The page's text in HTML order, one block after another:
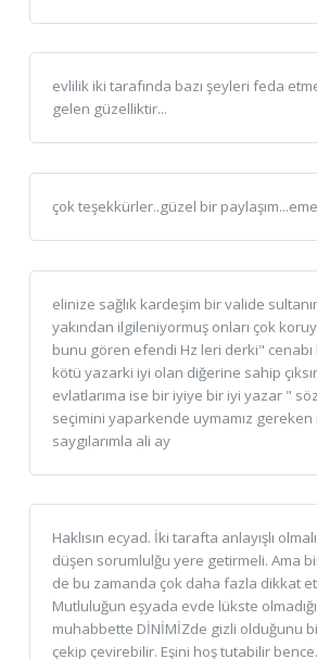
evlilik iki tarafında bazı şeyleri feda
gelen güzelliktir...
çok teşekkürler..güzel bir
elinize sağlık kardeşim bir valide
yakından ilgileniyormuş onları çok
bunu gören efendi Hz leri derki"
kötü yazarki iyi olan diğerine sahip
evlatlarıma ise bir iyiye bir iyi yazar "
seçimini yaparkende uymamız gereken
saygılarımla ali ay
Haklısın ecyad. İki tarafta anlayışlı
düşen sorumlulğu yere getirmeli. Ama
de bu zamanda çok daha fazla dikkat
Mutluluğun eşyada evde lükste
muhabbette DİNİMİZde gizli olduğunu
çekip çevirebilir. Eşini hoş tutabilir